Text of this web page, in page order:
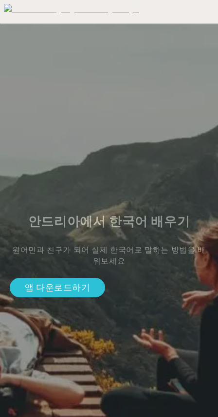
안드리아에서 한국어 배우기
원어민과 친구가 되어 실제 한국어로 말하는 방법을 배
워보세요
앱 다운로드하기